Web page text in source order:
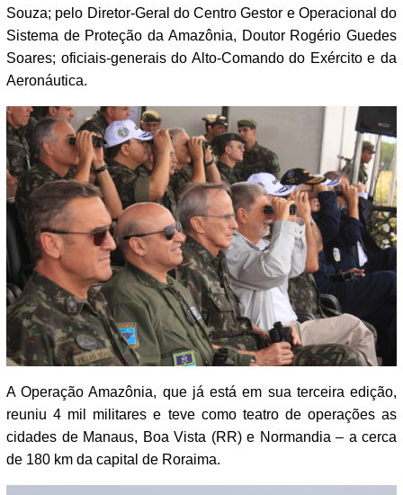
Souza; pelo Diretor-Geral do Centro Gestor e Operacional do
Sistema de Proteção da Amazônia, Doutor Rogério Guedes
Soares; oficiais-generais do Alto-Comando do Exército e da
Aeronáutica.
A Operação Amazônia, que já está em sua terceira edição,
reuniu 4 mil militares e teve como teatro de operações as
cidades de Manaus, Boa Vista (RR) e Normandia – a cerca
de 180 km da capital de Roraima.